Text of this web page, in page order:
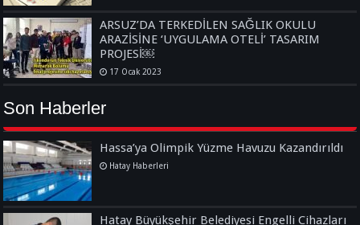
ARSUZ’DA TERKEDİLEN SAĞLIK OKULU
ARAZİSİNE ‘UYGULAMA OTELİ’ TASARIM
PROJESİ￼
17 Ocak 2023
Son Haberler
Hassa’ya Olimpik Yüzme Havuzu Kazandırıldı
Hatay Haberleri
Hatay Büyükşehir Belediyesi Engelli Cihazları